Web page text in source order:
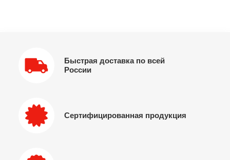
Быстрая доставка по всей
России
Сертифицированная продукция